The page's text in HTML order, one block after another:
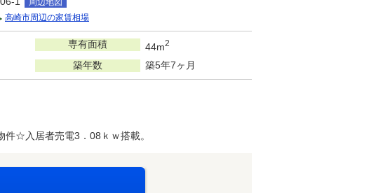
周辺地図
高崎市周辺の家賃相場
専有面積 44m2
築年数 築5年7ヶ月
件☆入居者売電3．08ｋｗ搭載。